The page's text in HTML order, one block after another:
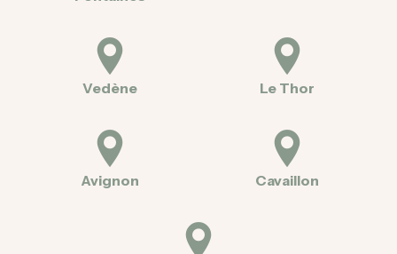
Vedène Le Thor
Avignon Cavaillon